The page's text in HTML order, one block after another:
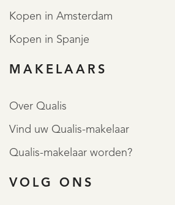
Kopen in Amsterdam
Kopen in Spanje
MAKELAARS
Over Qualis
Vind uw Qualis-makelaar
Qualis-makelaar worden?
VOLG ONS